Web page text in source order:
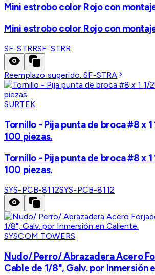
Mini estrobo color Rojo con
Mini estrobo color Rojo con
SF-STRRSF-STRR
Reemplazo sugerido:SF-STRA
SURTEK
Tornillo - Pija punta de broca #8 x 1
100 piezas.
Tornillo - Pija punta de broca #8 x 1
100 piezas.
SYS-PCB-8112SYS-PCB-8112
SYSCOM TOWERS
Nudo/ Perro/ Abrazadera Acero
Cable de 1/8", Galv. por Inmersión